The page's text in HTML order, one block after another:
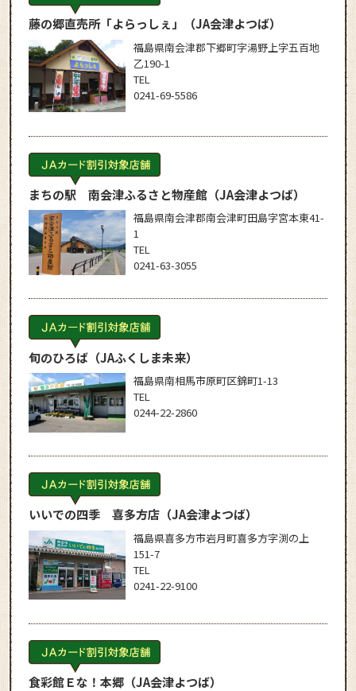
藤の郷直売所「よらっしぇ」 （JA会津よつば）
福島県南会津郡下郷町字湯野上字五百地
乙190-1
TEL
0241-69-5586
まちの駅 南会津ふるさと物産館（JA会津よつば）
福島県南会津郡南会津町田島字宮本東41-
1
TEL
0241-63-3055
旬のひろば（JAふくしま未来）
福島県南相馬市原町区錦町1-13
TEL
0244-22-2860
いいでの四季 喜多方店（JA会津よつば）
福島県喜多方市岩月町喜多方字渕の上
151-7
TEL
0241-22-9100
食彩館Ｅな！本郷（JA会津よつば）